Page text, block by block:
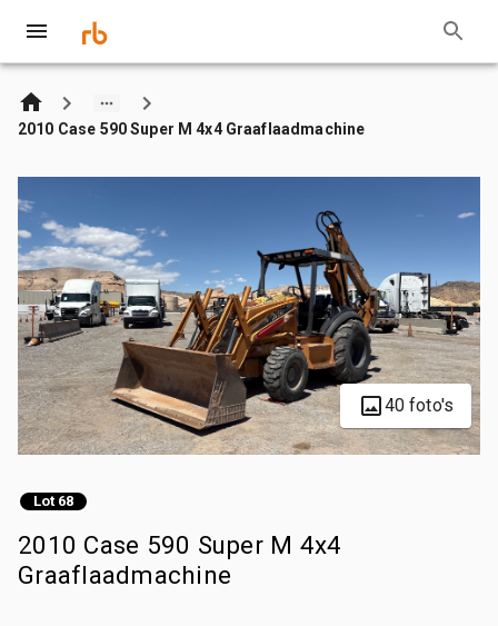
2010 Case 590 Super M 4x4 Graaflaadmachine
40 foto's
Lot 68
2010 Case 590 Super M 4x4
Graaflaadmachine